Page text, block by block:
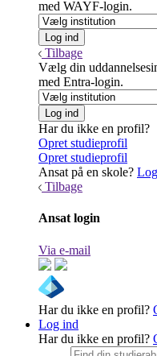
med WAYF-login.
Tilbage
Vælg din
med Entra-login.
Har du ikke en profil?
Opret studieprofil
Opret studieprofil
Ansat på en skole?
Tilbage
Ansat login
Via e-mail
Har du ikke en profil?
Log ind
Har du ikke en profil?